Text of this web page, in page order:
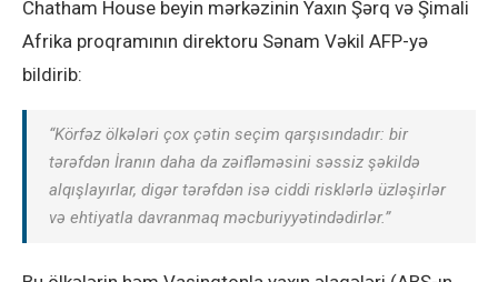
Chatham House beyin mərkəzinin Yaxın Şərq və Şimali
Afrika proqramının direktoru Sənam Vəkil AFP-yə
bildirib:
“Körfəz ölkələri çox çətin seçim qarşısındadır: bir
tərəfdən İranın daha da zəifləməsini səssiz şəkildə
alqışlayırlar, digər tərəfdən isə ciddi risklərlə üzləşirlər
və ehtiyatla davranmaq məcburiyyətindədirlər.”